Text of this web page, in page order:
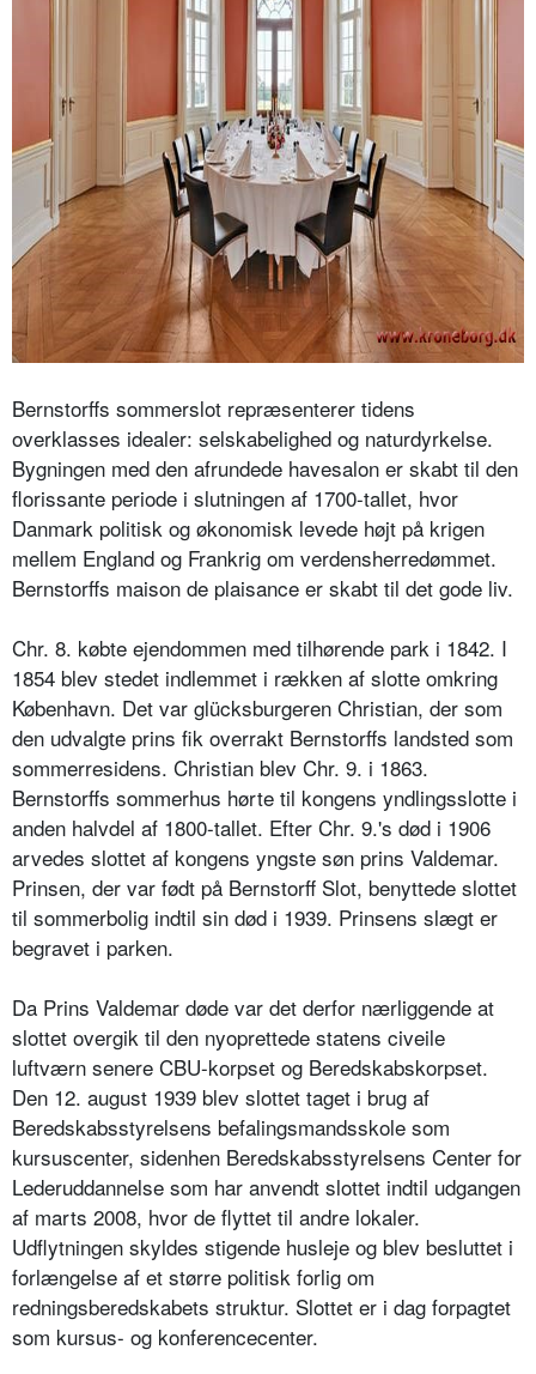
Bernstorffs sommerslot repræsenterer tidens
overklasses idealer: selskabelighed og naturdyrkelse.
Bygningen med den afrundede havesalon er skabt til den
florissante periode i slutningen af 1700-tallet, hvor
Danmark politisk og økonomisk levede højt på krigen
mellem England og Frankrig om verdensherredømmet.
Bernstorffs maison de plaisance er skabt til det gode liv.
Chr. 8. købte ejendommen med tilhørende park i 1842. I
1854 blev stedet indlemmet i rækken af slotte omkring
København. Det var glücksburgeren Christian, der som
den udvalgte prins fik overrakt Bernstorffs landsted som
sommerresidens. Christian blev Chr. 9. i 1863.
Bernstorffs sommerhus hørte til kongens yndlingsslotte i
anden halvdel af 1800-tallet. Efter Chr. 9.'s død i 1906
arvedes slottet af kongens yngste søn prins Valdemar.
Prinsen, der var født på Bernstorff Slot, benyttede slottet
til sommerbolig indtil sin død i 1939. Prinsens slægt er
begravet i parken.
Da Prins Valdemar døde var det derfor nærliggende at
slottet overgik til den nyoprettede statens civeile
luftværn senere CBU-korpset og Beredskabskorpset.
Den 12. august 1939 blev slottet taget i brug af
Beredskabsstyrelsens befalingsmandsskole som
kursuscenter, sidenhen Beredskabsstyrelsens Center for
Lederuddannelse som har anvendt slottet indtil udgangen
af marts 2008, hvor de flyttet til andre lokaler.
Udflytningen skyldes stigende husleje og blev besluttet i
forlængelse af et større politisk forlig om
redningsberedskabets struktur. Slottet er i dag forpagtet
som kursus- og konferencecenter.